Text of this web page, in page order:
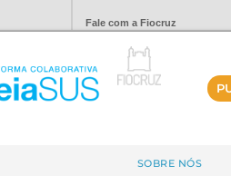
Fale com a Fiocruz
SOBRE NÓS